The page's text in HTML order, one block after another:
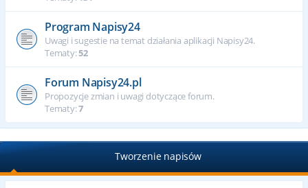
Program Napisy24
Uwagi i sugestie na temat działania aplikacji Napisy24.
Tematy:52
Forum Napisy24.pl
Propozycje zmian i uwagi dotyczące forum.
Tematy:7
Tworzenie napisów